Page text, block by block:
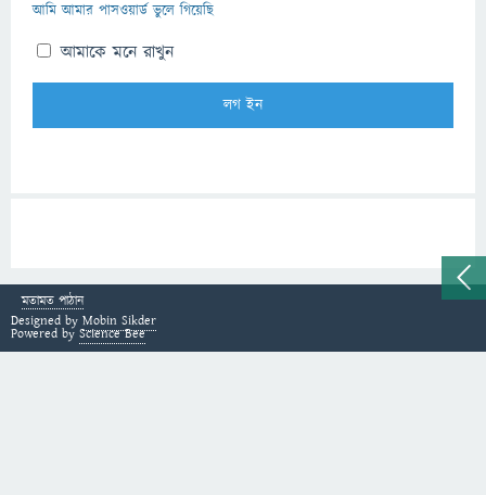
আমি আমার পাসওয়ার্ড ভুলে গিয়েছি
আমাকে মনে রাখুন
মতামত পাঠান
Designed by Mobin Sikder
Powered by Science Bee